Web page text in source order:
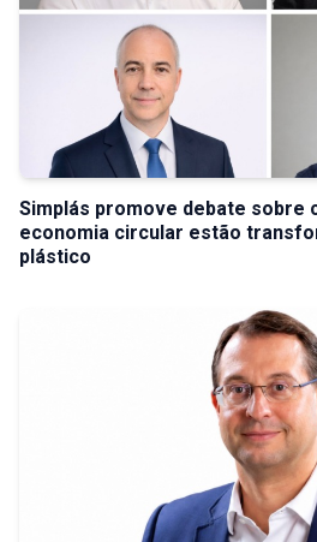
Simplás promove debate sobre
economia circular estão
plástico